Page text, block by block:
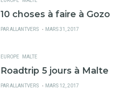
10 choses à faire à Gozo
PARALLANTVERS
PUBLIÉ
MARS 31, 2017
EUROPE MALTE
Roadtrip 5 jours à Malte
PARALLANTVERS
PUBLIÉ
MARS 12, 2017